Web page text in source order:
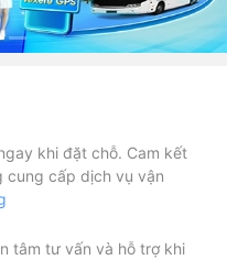
khi đặt chỗ. Cam kết
cung cấp dịch vụ vận
tâm tư vấn và hỗ trợ khi